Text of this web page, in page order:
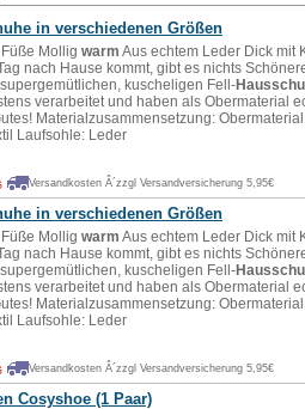
in verschiedenen Größen
Mollig warm Aus echtem Leder Dick mit
nach Hause kommt, gibt es nichts
kuscheligen Fell-
verarbeitet und haben als Obermaterial
Materialzusammensetzung:
Laufsohle: Leder
Versandkosten Â´zzgl Versandversicherung 5,95€
in verschiedenen Größen
Mollig warm Aus echtem Leder Dick mit
nach Hause kommt, gibt es nichts
kuscheligen Fell-
verarbeitet und haben als Obermaterial
Materialzusammensetzung:
Laufsohle: Leder
Versandkosten Â´zzgl Versandversicherung 5,95€
Cosyshoe (1 Paar)